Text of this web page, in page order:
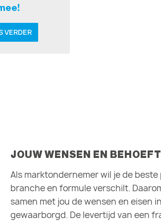
VERDER
JOUW WENSEN EN
Als marktondernemer wil je de
branche en formule verschilt.
samen met jou de wensen en eisen
gewaarborgd. De levertijd van een